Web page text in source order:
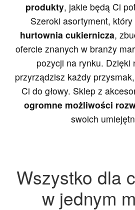
produkty, jakie będą Ci
Szeroki asortyment,
hurtownia cukiernicza,
ofercie znanych w branży
pozycji na rynku. Dzięki
przyrządzisz każdy
Ci do głowy. Sklep z
ogromne możliwości
swoich
Wszystko dla
w jednym